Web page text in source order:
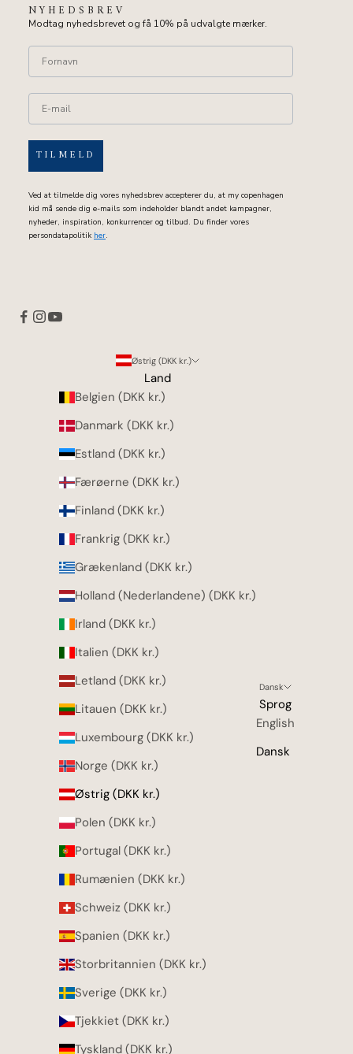
NYHEDSBREV
Modtag nyhedsbrevet og få 10% på udvalgte mærker.
TILMELD
Ved at tilmelde dig vores nyhedsbrev accepterer du, at my copenhagen
kid må sende dig e-mails som indeholder blandt andet kampagner,
nyheder, inspiration, konkurrencer og tilbud. Du finder vores
persondatapolitik her.
Østrig (DKK kr.)
Land
Belgien (DKK kr.)
Danmark (DKK kr.)
Estland (DKK kr.)
Færøerne (DKK kr.)
Finland (DKK kr.)
Frankrig (DKK kr.)
Grækenland (DKK kr.)
Holland (Nederlandene) (DKK kr.)
Irland (DKK kr.)
Italien (DKK kr.)
Letland (DKK kr.)
Litauen (DKK kr.)
Luxembourg (DKK kr.)
Norge (DKK kr.)
Østrig (DKK kr.)
Polen (DKK kr.)
Portugal (DKK kr.)
Rumænien (DKK kr.)
Schweiz (DKK kr.)
Spanien (DKK kr.)
Storbritannien (DKK kr.)
Sverige (DKK kr.)
Tjekkiet (DKK kr.)
Tyskland (DKK kr.)
Dansk
Sprog
English
Dansk